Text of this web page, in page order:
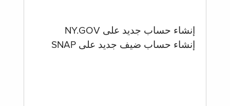
إنشاء حساب جديد على NY.GOV
إنشاء حساب ضيف جديد على SNAP